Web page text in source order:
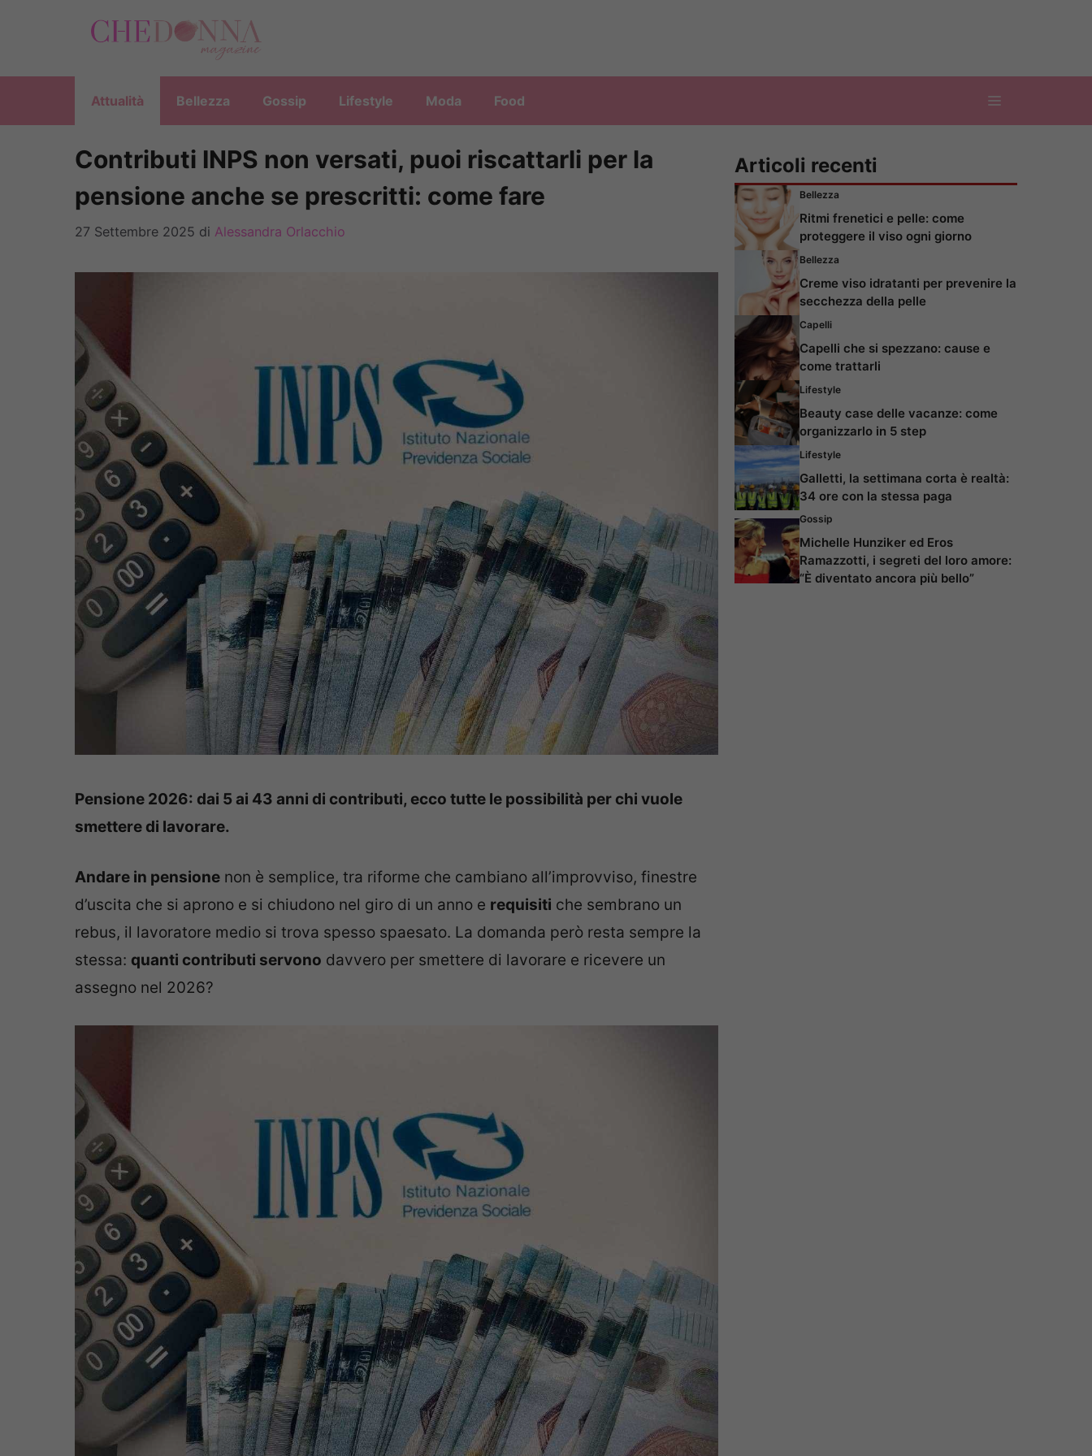
Attualità Bellezza Gossip Lifestyle Moda Food
Contributi INPS non versati, puoi riscattarli per la
pensione anche se prescritti: come fare
27 Settembre 2025 di Alessandra Orlacchio
Pensione 2026: dai 5 ai 43 anni di contributi, ecco tutte le possibilità per chi vuole
smettere di lavorare.
Andare in pensione non è semplice, tra riforme che cambiano all’improvviso, finestre
d’uscita che si aprono e si chiudono nel giro di un anno e requisiti che sembrano un
rebus, il lavoratore medio si trova spesso spaesato. La domanda però resta sempre la
stessa: quanti contributi servono davvero per smettere di lavorare e ricevere un
assegno nel 2026?
Articoli recenti
Bellezza
Ritmi frenetici e pelle: come
proteggere il viso ogni giorno
Bellezza
Creme viso idratanti per prevenire la
secchezza della pelle
Capelli
Capelli che si spezzano: cause e
come trattarli
Lifestyle
Beauty case delle vacanze: come
organizzarlo in 5 step
Lifestyle
Galletti, la settimana corta è realtà:
34 ore con la stessa paga
Gossip
Michelle Hunziker ed Eros
Ramazzotti, i segreti del loro amore:
“È diventato ancora più bello”